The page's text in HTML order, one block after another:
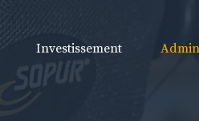
Investissement